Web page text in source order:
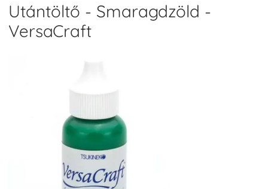
Utántöltő - Smaragdzöld -
VersaCraft